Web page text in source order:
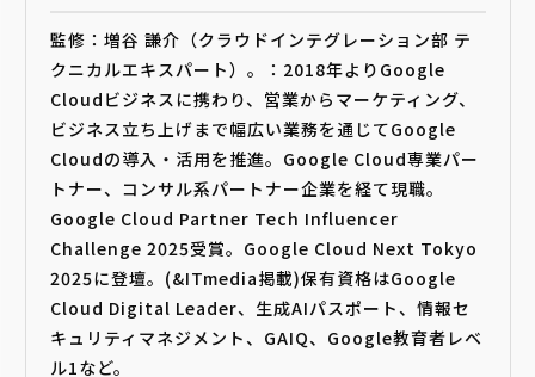
監修：増谷 謙介（クラウドインテグレーション部 テ
クニカルエキスパート）。：2018年よりGoogle
Cloudビジネスに携わり、営業からマーケティング、
ビジネス立ち上げまで幅広い業務を通じてGoogle
Cloudの導入・活用を推進。Google Cloud専業パー
トナー、コンサル系パートナー企業を経て現職。
Google Cloud Partner Tech Influencer
Challenge 2025受賞。Google Cloud Next Tokyo
2025に登壇。(&ITmedia掲載)保有資格はGoogle
Cloud Digital Leader、生成AIパスポート、情報セ
キュリティマネジメント、GAIQ、Google教育者レベ
ル1など。